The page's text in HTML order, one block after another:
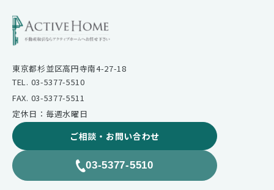
東京都杉並区高円寺南4-27-18
TEL. 03-5377-5510
FAX. 03-5377-5511
定休日：毎週水曜日
ご相談・お問い合わせ
03-5377-5510